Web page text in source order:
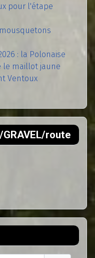
pour l'étape
: la Polonaise
le maillot jaune
Ventoux
route